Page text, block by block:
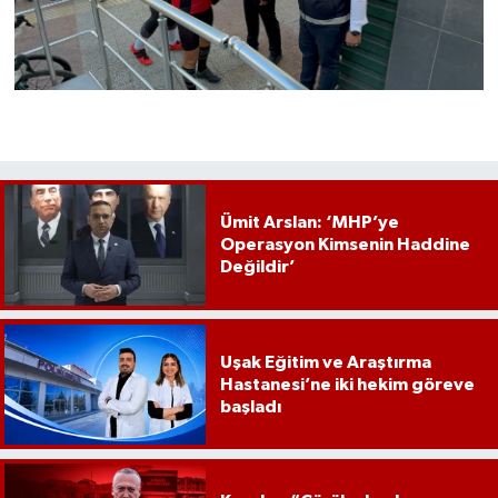
Ümit Arslan: ‘MHP’ye
Operasyon Kimsenin Haddine
Değildir’
Uşak Eğitim ve Araştırma
Hastanesi’ne iki hekim göreve
başladı